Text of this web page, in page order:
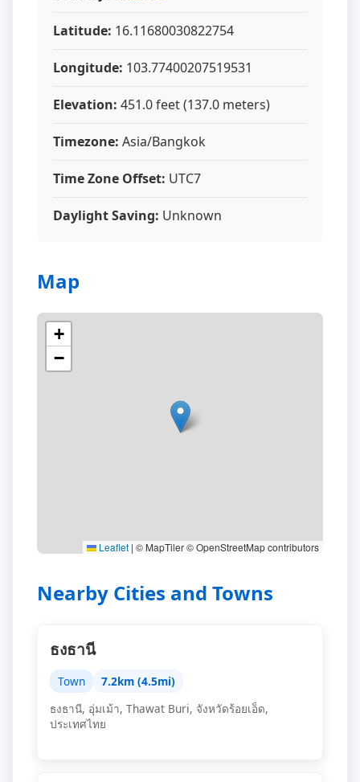
Latitude: 16.11680030822754
Longitude: 103.77400207519531
Elevation: 451.0 feet (137.0 meters)
Timezone: Asia/Bangkok
Time Zone Offset: UTC7
Daylight Saving: Unknown
Map
+
−
Leaflet | © MapTiler © OpenStreetMap contributors
Nearby Cities and Towns
ธงธานี
Town
7.2km (4.5mi)
ธงธานี, อุ่มเม้า, Thawat Buri, จังหวัดร้อยเอ็ด,
ประเทศไทย